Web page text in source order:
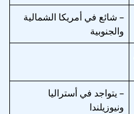
– شائع في أمريكا الشمالية
والجنوبية
– يتواجد في أستراليا
ونيوزيلندا